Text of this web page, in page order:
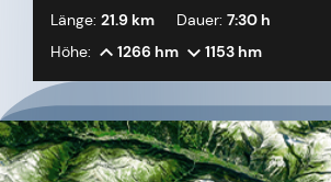
Länge: 21.9 km Dauer: 7:30 h
Höhe:
1266 hm 1153 hm